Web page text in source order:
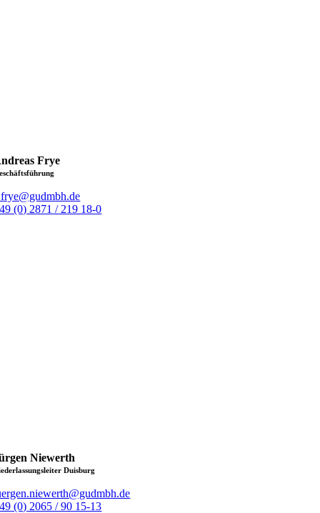
Frye
(0) 2871 / 219 18-0
Niewerth
Duisburg
(0) 2065 / 90 15-13